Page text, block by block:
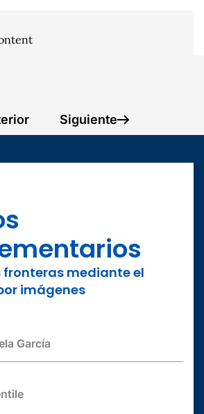
Siguiente
fronteras mediante el
imágenes
García